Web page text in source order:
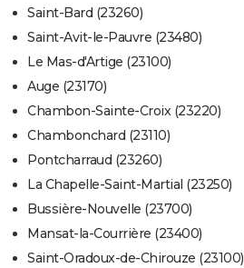
Saint-Bard (23260)
Saint-Avit-le-Pauvre (23480)
Le Mas-d'Artige (23100)
Auge (23170)
Chambon-Sainte-Croix (23220)
Chambonchard (23110)
Pontcharraud (23260)
La Chapelle-Saint-Martial (23250)
Bussière-Nouvelle (23700)
Mansat-la-Courrière (23400)
Saint-Oradoux-de-Chirouze (23100)